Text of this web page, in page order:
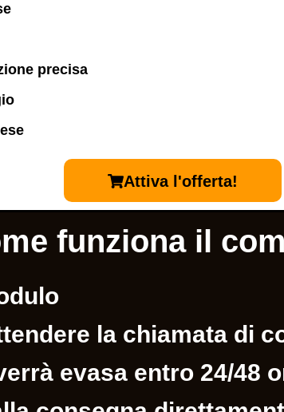
precisa
Attiva l'offerta!
funziona il
la chiamata di
evasa entro 24/48